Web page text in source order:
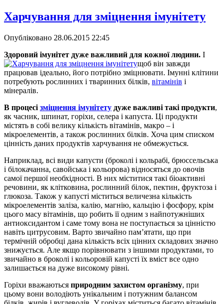
Харчування для зміцнення імунітету
Опубліковано 28.06.2015 22:45
Здоровий імунітет дуже важливий для кожної людини. І
щоб він завжди
працював ідеально, його потрібно зміцнювати. Імунні клітини
потребують рослинних і тваринних білків, вітамінів і
мінералів.
В процесі зміцнення імунітету дуже важливі такі продукти,
як часник, шпинат, горіхи, селера і капуста. Ці продукти
містять в собі велику кількість вітамінів, макро – і
мікроелементів, а також рослинних білків. Хоча цим списком
цінність даних продуктів харчування не обмежується.
Наприклад, всі види капусти (броколі і кольрабі, брюссельська
і білокачанна, савойська і кольорова) відносяться до овочів
самої першої необхідності. В них міститися такі біоактивні
речовини, як клітковина, рослинний білок, пектин, фруктоза і
глюкоза. Також у капусті міститься величезна кількість
мікроелементів заліза, калію, магнію, кальцію і фосфору, крім
цього масу вітамінів, що робить її одним з найпотужніших
антиоксидантом і саме тому вона не поступається за цінністю
навіть цитрусовим. Варто звичайно пам’ятати, що при
термічній обробці дана кількість всіх цінних складових значно
знижується. Але якщо порівнювати з іншими продуктами, то
звичайно в броколі і кольоровій капусті їх вміст все одно
залишається на дуже високому рівні.
Горіхи вважаються природним захистом організму, при
цьому вони володіють унікальним і потужним балансом